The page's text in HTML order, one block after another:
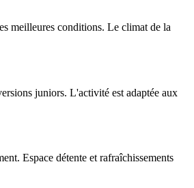
meilleures conditions. Le climat de la
juniors. L'activité est adaptée aux
Espace détente et rafraîchissements